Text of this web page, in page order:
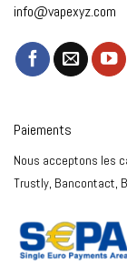
info@vapexyz.com
Paiements
Nous acceptons les
Trustly, Bancontact,